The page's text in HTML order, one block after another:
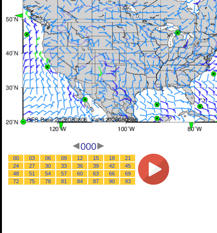
000
00 03 06 09 12 15 18
21
24
27 30 33 36 39 42
45
48
51 54 57 60 63 66
69
72
75 78 81 84 87 90 93